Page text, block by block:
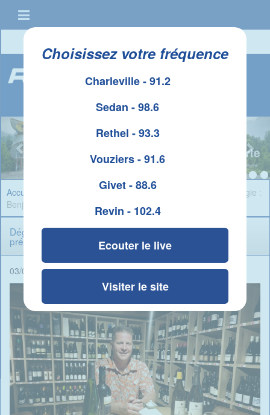
Choisissez votre fréquence
Charleville - 91.2
Sedan - 98.6
Rethel - 93.3
Vouziers - 91.6
Givet - 88.6
Revin - 102.4
Ecouter le live
Visiter le site
Accueil Infos Ardennes» Dégustation de vins, cours d’œnologie :
Benjamin Gallot présente sa cave à vins à Corbion
Dégustation de vins, cours d’œnologie : Benjamin Gallot
présente sa cave à vins à Corbion
03/06/2026 - 09:09 -Rédigé par Candide Blomme